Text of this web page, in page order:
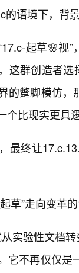
的语境下，背
起草🌸视
这群创造者
的蹩脚模仿
个比现实更具
最终让
草”走向变革
实验性文档
它不再仅仅